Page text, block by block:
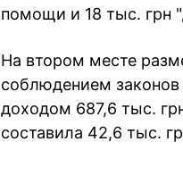
помощи и 18 тыс. грн
На втором месте
соблюдением
доходом 687,6 тыс.
составила 42,6 тыс.